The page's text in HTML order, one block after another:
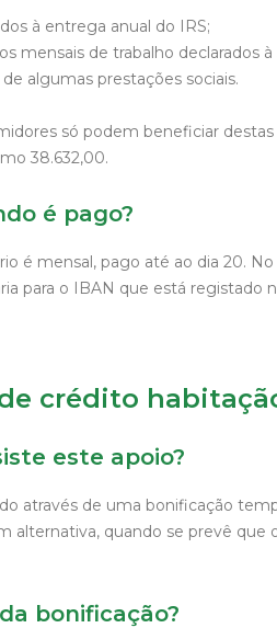
à entrega anual do IRS;
mensais de trabalho declarados à
algumas prestações sociais.
só podem beneficiar
38.632,00.
é pago?
é mensal, pago até ao dia 20.
para o IBAN que está registado
crédito
este apoio?
através de uma bonificação
alternativa, quando se prevê
bonificação?